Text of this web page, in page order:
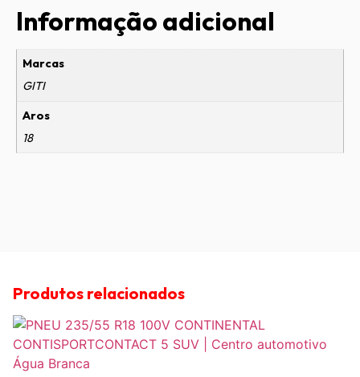
Informação adicional
Marcas
GITI
Aros
18
Produtos relacionados